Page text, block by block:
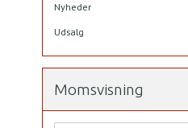
Nyheder
Udsalg
Momsvisning